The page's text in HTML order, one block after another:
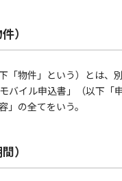
）
「物件」という）とは、
バイル申込書」（以下「
」の全てをいう。
）